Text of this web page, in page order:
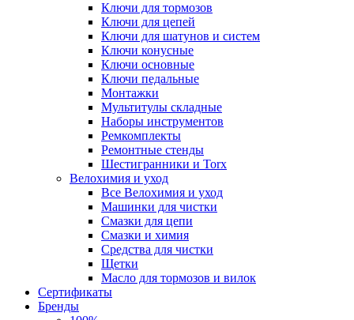
Ключи для тормозов
Ключи для цепей
Ключи для шатунов и систем
Ключи конусные
Ключи основные
Ключи педальные
Монтажки
Мультитулы складные
Наборы инструментов
Ремкомплекты
Ремонтные стенды
Шестигранники и Torx
Велохимия и уход
Все Велохимия и уход
Машинки для чистки
Смазки для цепи
Смазки и химия
Средства для чистки
Щетки
Масло для тормозов и вилок
Сертификаты
Бренды